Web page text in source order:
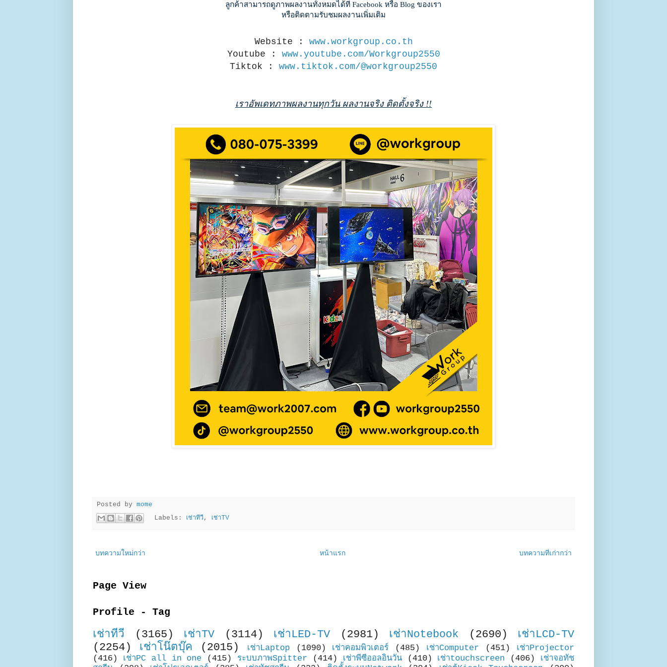
ลูกค้าสามารถดูภาพผลงานทั้งหมดได้ที่ Facebook หรือ Blog ของเรา
หรือติดตามรับชมผลงานเพิ่มเติม
Website : www.workgroup.co.th
Youtube : www.youtube.com/Workgroup2550
Tiktok : www.tiktok.com/@workgroup2550
เราอัพเดทภาพผลงานทุกวัน ผลงานจริง ติดตั้งจริง !!
Posted by mome
Labels:
เช่าทีวี, เช่าTV
บทความใหม่กว่า บทความที่เก่ากว่า
หน้าแรก
Page View
Profile - Tag
เช่าทีวี (3165) เช่าTV (3114) เช่าLED-TV (2981) เช่าNotebook (2690)
เช่าLCD-TV
(2254)
เช่าโน๊ตบุ๊ค (2015) เช่าLaptop (1090) เช่าคอมพิวเตอร์ (485) เช่าComputer (451)
เช่าProjector
(416)
เช่าPC all in one (415) ระบบภาพSpitter (414) เช่าพีซีออลอินวัน (410) เช่าtouchscreen (406)
เช่าจอทัช